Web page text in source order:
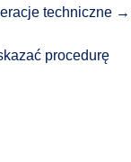
techniczne →
procedurę